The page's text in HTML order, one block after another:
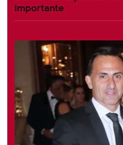
importante